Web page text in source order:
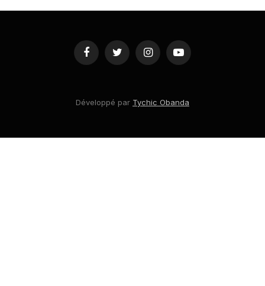
FacebookTwitter InstagramYouTube
Développé par Tychic Obanda